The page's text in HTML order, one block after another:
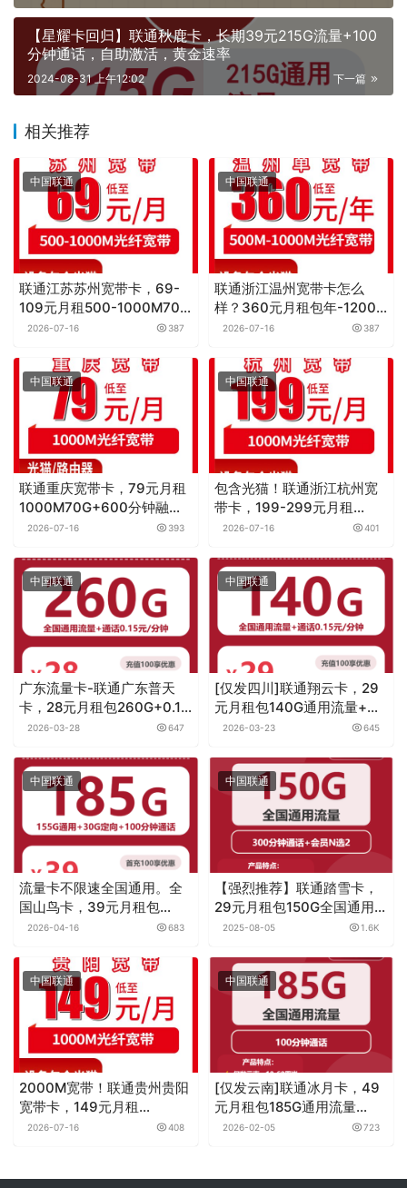
【星耀卡回归】联通秋鹿卡，长期39元215G流量+100
分钟通话，自助激活，黄金速率
下一篇
2024-08-31 上午12:02
相关推荐
中国联通
联通江苏苏州宽带卡，69-
109元月租500-1000M70-
120G+300-550分钟融合宽
2026-07-16 387
中国联通
联通浙江温州宽带卡怎么
样？360元月租包年-1200
元月租包年500M-1000M单
2026-07-16 387
中国联通
联通重庆宽带卡，79元月租
1000M70G+600分钟融合
宽带套餐
2026-07-16 393
中国联通
包含光猫！联通浙江杭州宽
带卡，199-299元月租
1000M直播专线60-
宽带套餐
2026-07-16 401
中国联通
广东流量卡-联通广东普天
卡，28元月租包260G+0.15
元月租/分钟
2026-03-28 647
中国联通
[仅发四川]联通翔云卡，29
元月租包140G通用流量+通
话0.15元月租/分钟
2026-03-23 645
中国联通
流量卡不限速全国通用。全
国山鸟卡，39元月租包
185G+100分钟
2026-04-16 683
中国联通
【强烈推荐】联通踏雪卡，
29元月租包150G全国通用流
量+300分钟+两个热门会员
2025-08-05 1.6K
中国联通
2000M宽带！联通贵州贵阳
宽带卡，149元月租
2000M430G+1500分钟融
2026-07-16 408
中国联通
[仅发云南]联通冰月卡，49
元月租包185G通用流量
+100分钟通话
2026-02-05 723